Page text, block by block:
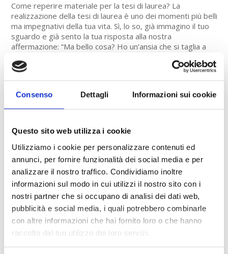
Consenso Dettagli Informazioni sui cookie
Questo sito web utilizza i cookie
Utilizziamo i cookie per personalizzare contenuti ed
annunci, per fornire funzionalità dei social media e per
analizzare il nostro traffico. Condividiamo inoltre
informazioni sul modo in cui utilizzi il nostro sito con i
nostri partner che si occupano di analisi dei dati web,
pubblicità e social media, i quali potrebbero combinarle
con altre informazioni che hai fornito loro o che hanno
raccolto dal tuo utilizzo dei loro servizi.
Come reperire materiale per la tesi di laurea? La
realizzazione della tesi di laurea è uno dei momenti più belli
ma impegnativi della tua vita. Sì, lo so, già immagino il tuo
sguardo e già sento la tua risposta alla nostra
affermazione: “Ma bello cosa? Ho un’ansia che si taglia a
COME FUNZIONA GOOGLE SCHOLAR
– GUIDA
Il mondo di Google si arricchisce di un nuovo servizio
davvero interessante! Hai mai sentito parlare di Google
disposizione e serve per eseguire ricerche. Tutto qua? E
cosa cambia? Cambia eccome! Google Scholar, infatti, non ti